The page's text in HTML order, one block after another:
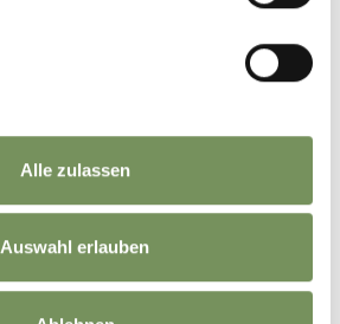
Alle zulassen
Auswahl erlauben
©OpenStreetMapcontributors